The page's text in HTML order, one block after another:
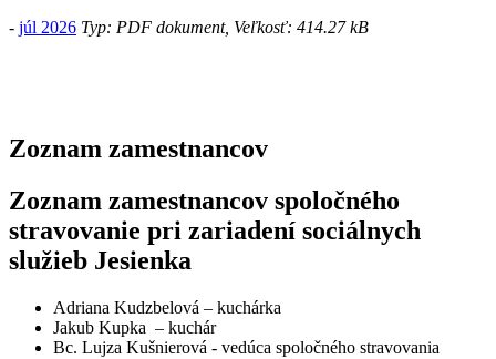
- júl 2026 Typ: PDF dokument, Veľkosť: 414.27 kB
Zoznam zamestnancov
Zoznam zamestnancov spoločného
stravovanie pri zariadení sociálnych
služieb Jesienka
Adriana Kudzbelová – kuchárka
Jakub Kupka – kuchár
Bc. Lujza Kušnierová - vedúca spoločného stravovania